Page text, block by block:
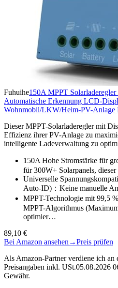
Fuhuihe150A MPPT
Automatische Erkennung LCD-
Wohnmobil/LKW/Heim-PV-Anlage
Dieser MPPT-Solarladeregler mit
Effizienz ihrer PV-Anlage zu
intelligente Ladeverwaltung zu
150A Hohe Stromstärke für
für 300W+ Solarpanels,
Universelle
Auto-ID)：Keine manuelle
MPPT-Technologie mit 99,5
MPPT-Algorithmus
optimier…
89,10 €
Bei Amazon ansehen →Preis prüfen
Als Amazon-Partner verdiene ich
Preisangaben inkl. USt.05.08.2026
Gewähr.